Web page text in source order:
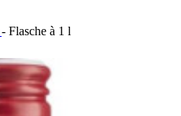
- Flasche à 1 l